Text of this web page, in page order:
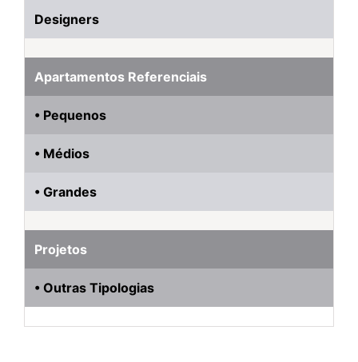
Designers
Apartamentos Referenciais
• Pequenos
• Médios
• Grandes
Projetos
• Outras Tipologias